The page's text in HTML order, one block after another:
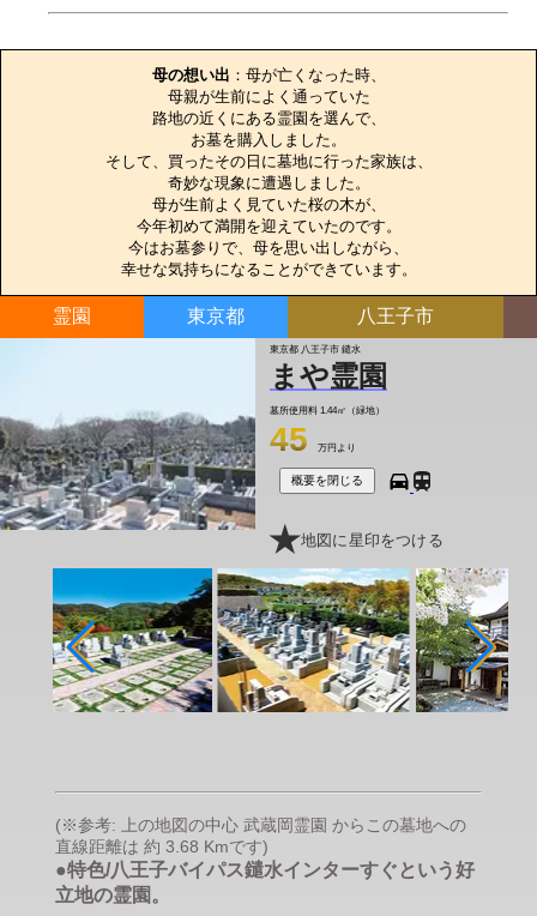
母の想い出 ：母が亡くなった時、
母親が生前によく通っていた
路地の近くにある霊園を選んで、
お墓を購入しました。
そして、買ったその日に墓地に行った家族は、
奇妙な現象に遭遇しました。
母が生前よく見ていた桜の木が、
今年初めて満開を迎えていたのです。
今はお墓参りで、母を思い出しながら、
幸せな気持ちになることができています。
霊園 東京都 八王子市
東京都 八王子市 鑓水
まや霊園
墓所使用料 1.44㎡（緑地）
45 万円より
概要を閉じる
地図に星印をつける
(※参考: 上の地図の中心 武蔵岡霊園 からこの墓地への
直線距離は 約 3.68 Kmです)
●特色/八王子バイパス鑓水インターすぐという好
立地の霊園。